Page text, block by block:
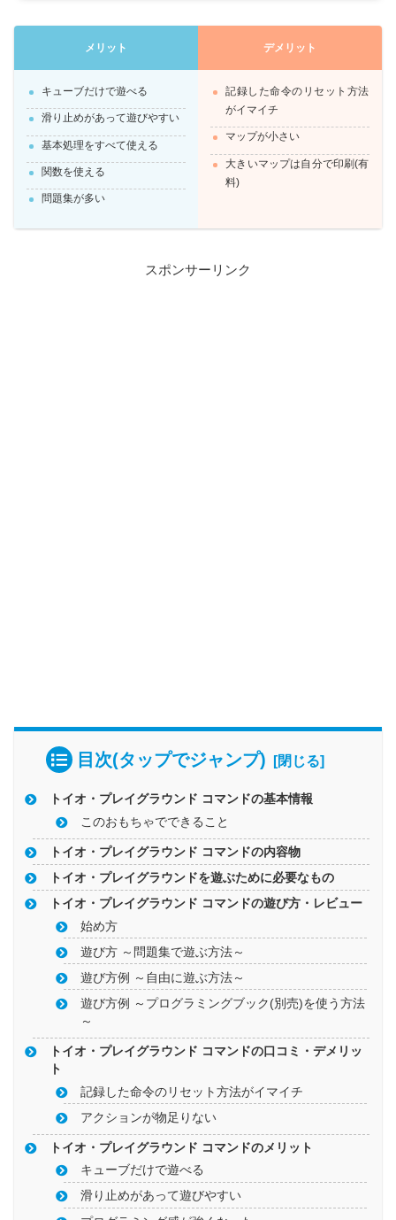
メリット
キューブだけで遊べる
滑り止めがあって遊びやすい
基本処理をすべて使える
関数を使える
問題集が多い
デメリット
記録した命令のリセット方法
がイマイチ
マップが小さい
大きいマップは自分で印刷(有
料)
スポンサーリンク
目次(タップでジャンプ)
トイオ・プレイグラウンド コマンドの基本情報
このおもちゃでできること
トイオ・プレイグラウンド コマンドの内容物
トイオ・プレイグラウンドを遊ぶために必要なもの
トイオ・プレイグラウンド コマンドの遊び方・レビュー
始め方
遊び方 ～問題集で遊ぶ方法～
遊び方例 ～自由に遊ぶ方法～
遊び方例 ～プログラミングブック(別売)を使う方法
～
トイオ・プレイグラウンド コマンドの口コミ・デメリッ
ト
記録した命令のリセット方法がイマイチ
アクションが物足りない
トイオ・プレイグラウンド コマンドのメリット
キューブだけで遊べる
滑り止めがあって遊びやすい